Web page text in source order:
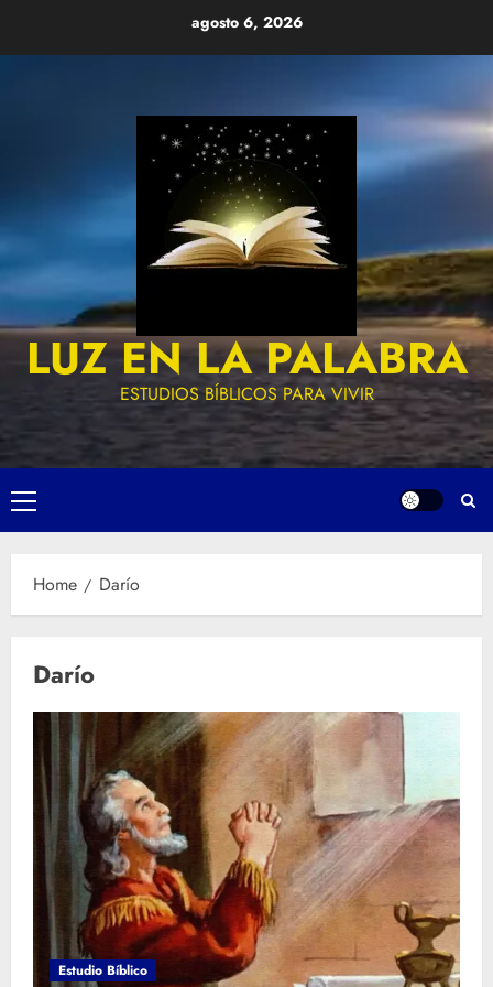
agosto 6, 2026
LUZ EN LA PALABRA
ESTUDIOS BÍBLICOS PARA VIVIR
Primary
Menu
Home Darío
Darío
Estudio Bíblico